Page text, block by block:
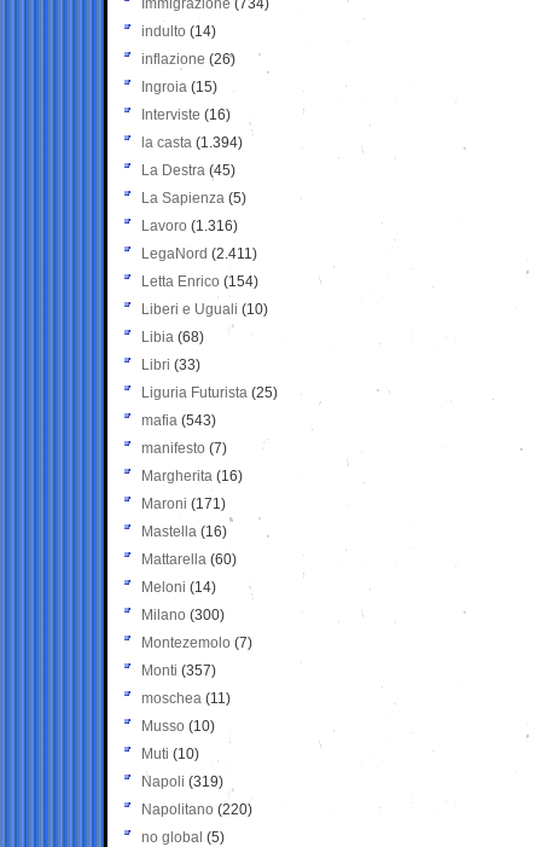
Immigrazione (734)
indulto (14)
inflazione (26)
Ingroia (15)
Interviste (16)
la casta (1.394)
La Destra (45)
La Sapienza (5)
Lavoro (1.316)
LegaNord (2.411)
Letta Enrico (154)
Liberi e Uguali (10)
Libia (68)
Libri (33)
Liguria Futurista (25)
mafia (543)
manifesto (7)
Margherita (16)
Maroni (171)
Mastella (16)
Mattarella (60)
Meloni (14)
Milano (300)
Montezemolo (7)
Monti (357)
moschea (11)
Musso (10)
Muti (10)
Napoli (319)
Napolitano (220)
no global (5)